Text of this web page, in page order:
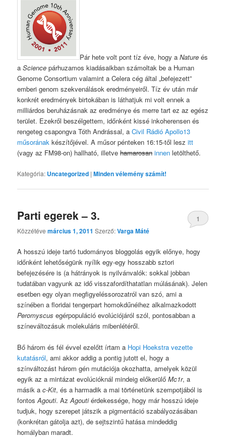
Pár hete volt pont tíz éve, hogy aNatureés
aScience párhuzamos kiadásaikban számoltak be a Human
Genome Consortium valamint a Celera cég által „befejezett”
emberi genom szekvenálások eredményeiről. Tíz év után már
konkrét eredmények birtokában is láthatjuk mi volt ennek a
milliárdos beruházásnak az eredménye és merre tart ez az egész
terület. Ezekről beszélgettem, időnként kissé inkoherensen és
rengeteg csapongva Tóth Andrással, aCivil Rádió Apollo13
műsoránakkészítőjével. A műsor pénteken 16:15-től leszitt
(vagy az FM98-on) hallható, illetvehamarosan innen letölthető.
Kategória: Uncategorized |Minden vélemény számít!
Parti egerek – 3.
Közzétévemárcius 1, 2011 Szerző:Varga Máté
1
A hosszú ideje tartó tudományos bloggolás egyik előnye, hogy
időnként lehetőségünk nyílik egy-egy hosszabb sztori
befejezésére is (a hátrányok is nyilvánvalók: sokkal jobban
tudatában vagyunk az idő visszafordíthatatlan múlásának). Jelen
esetben egy olyan megfigyeléssorozatról van szó, ami a
színében a floridai tengerpart homokdűnéihez alkalmazkodott
Peromyscusegérpopuláció evolúciójáról szól, pontosabban a
színeváltozásuk molekuláris mibenlétéről.
Bő három és fél évvel ezelőtt írtam a Hopi Hoekstra vezette
kutatásról, ami akkor addig a pontig jutott el, hogy a
színváltozást három gén mutációja okozhatta, amelyek közül
egyik az a mintázat evolúcióknál mindeig előkerülőMc1r, a
másik ac-Kit, és a harmadik a mai történetünk szempotjából is
fontosAgouti. AzAgoutiérdekessége, hogy már hosszú ideje
tudjuk, hogy szerepet játszik a pigmentáció szabályozásában
(konkrétan gátolja azt), de sejtszintű hatása mindeddig
homályban maradt.